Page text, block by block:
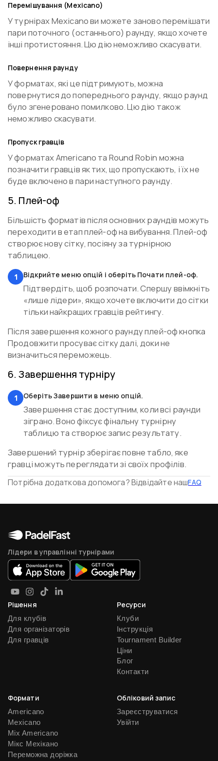
Перемішування (Mexicano)
У турнірах Mexicano ви можете заново перемішати
пари поточного (останнього) раунду, якщо хочете
інші протистояння. Цю дію неможливо скасувати.
Повернення раунду
У форматах, які це підтримують, можна
повернутися до попереднього раунду, якщо раунд
було згенеровано помилково. Цю дію також
неможливо скасувати.
Пропуск гравців
У форматах Americano та Round Robin можна
позначити гравців як тих, що пропускають, і їх не
буде включено в пари наступного раунду.
5. Плей-оф
Більшість форматів після основних раундів можуть
переходити в етап плей-оф на вибування. Плей-оф
створює нову сітку, посіяну за турнірною
таблицею.
1 Відкрийте меню опцій і оберіть Почати плей-оф.
Підтвердіть, щоб розпочати. Спершу ввімкніть
«лише лідери», якщо хочете включити до сітки
тільки найкращих гравців рейтингу.
Після завершення кожного раунду плей-оф кнопка
Продовжити просуває сітку далі, доки не
визначиться переможець.
6.Завершення турніру
1 Оберіть Завершити в меню опцій.
Завершення стає доступним, коли всі раунди
зіграно. Воно фіксує фінальну турнірну
таблицю та створює запис результату.
Завершений турнір зберігає повне табло, яке
гравці можуть переглядати зі своїх профілів.
Потрібна додаткова допомога? Відвідайте нашFAQ
Лідери в управлінні турнірами
Рішення
Для клубів
Для організаторів
Для гравців
Ресурси
Клуби
Інструкція
Tournament Builder
Ціни
Блог
Контакти
Формати
Americano
Mexicano
Mix Americano
Мікс Мехікано
Переможна доріжка
Обліковий запис
Зареєструватися
Увійти